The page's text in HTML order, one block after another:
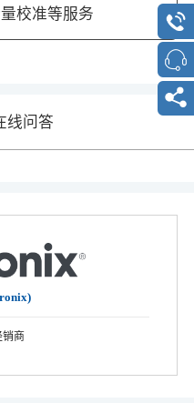
校准等服务
线问答
销商